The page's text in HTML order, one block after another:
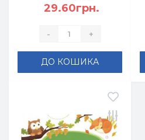
29.60грн.
- +
ДО КОШИКА